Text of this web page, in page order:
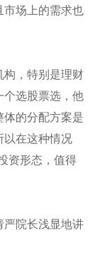
市场上的需求也
构，特别是理财
个选股票选，他
体的分配方案是
以在这种情况
资形态，值得
严院长浅显地讲